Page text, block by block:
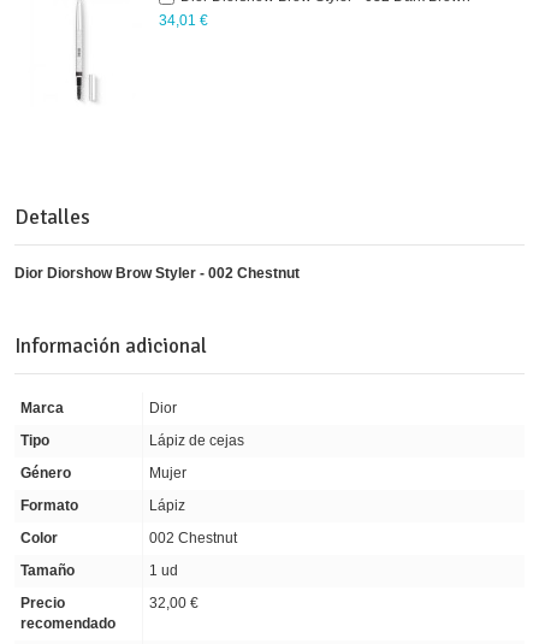
34,01 €
Detalles
Dior Diorshow Brow Styler - 002 Chestnut
Información adicional
Marca
Dior
Tipo
Lápiz de cejas
Género
Mujer
Formato
Lápiz
Color
002 Chestnut
Tamaño
1 ud
Precio
recomendado
32,00 €